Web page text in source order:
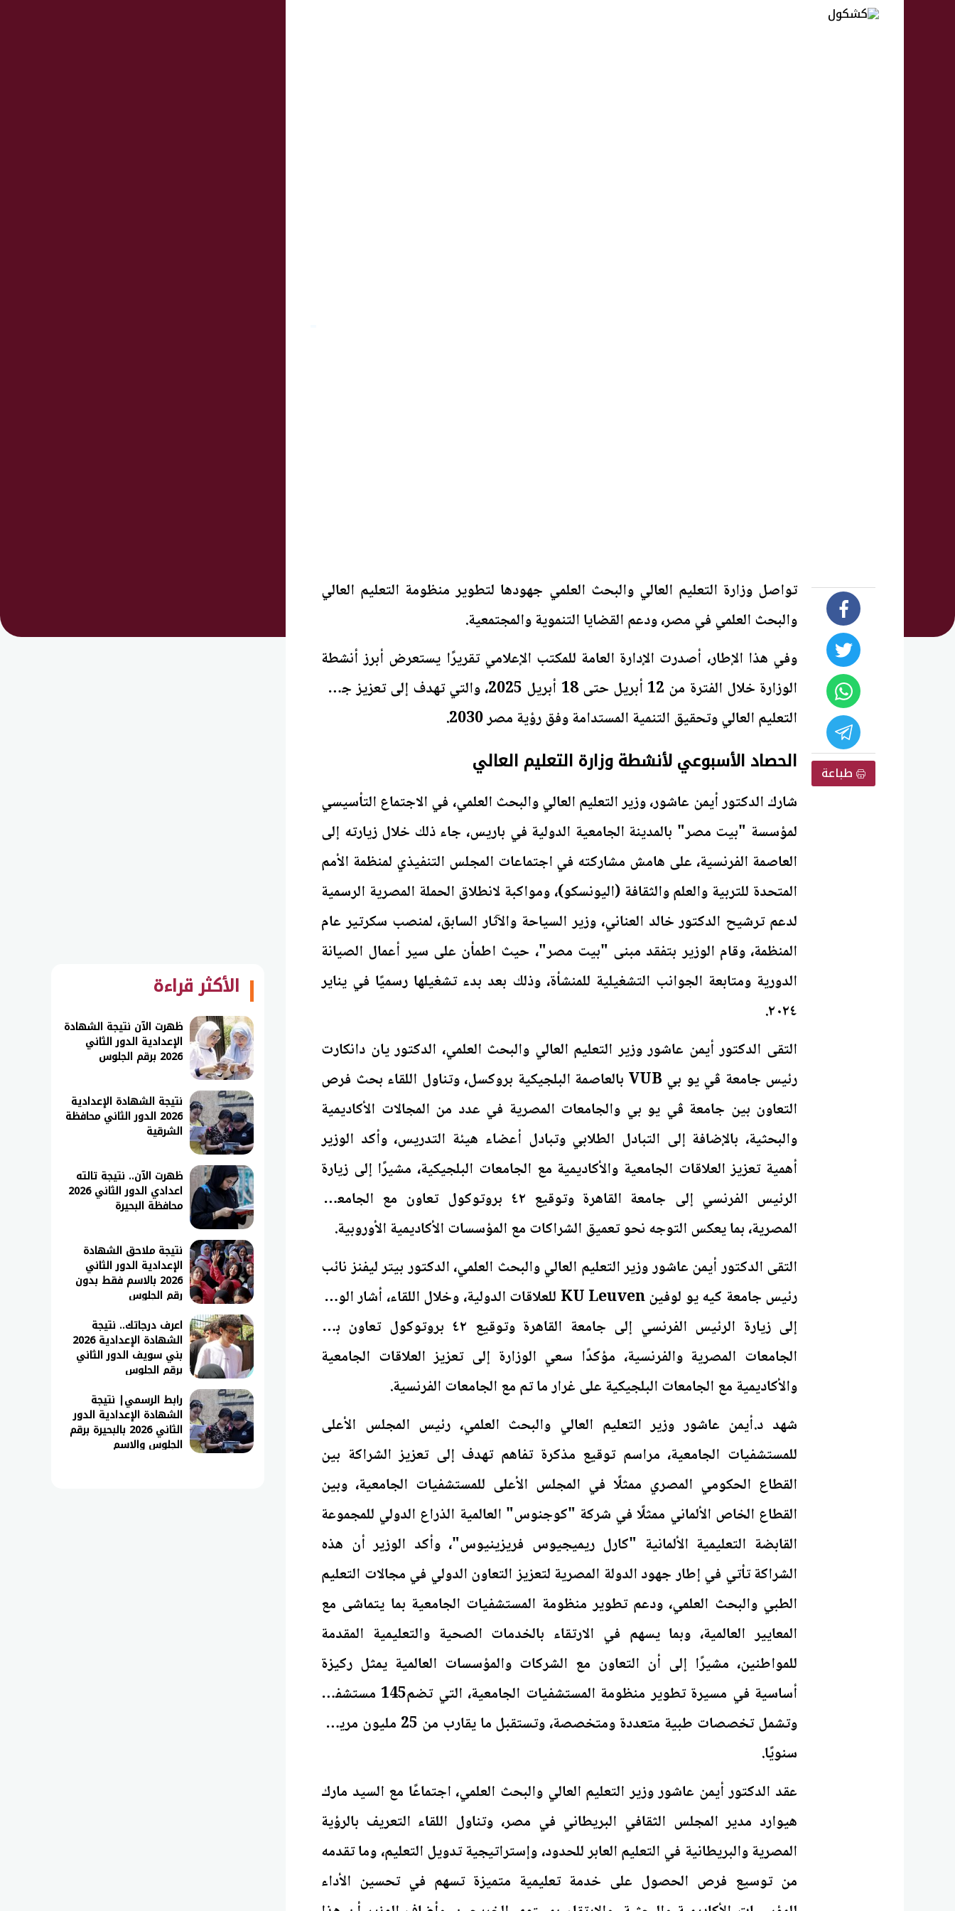
طباعة
تواصل وزارة التعليم العالي والبحث العلمي جهودها لتطوير منظومة التعليم العالي
والبحث العلمي في مصر، ودعم القضايا التنموية والمجتمعية.
وفي هذا الإطار، أصدرت الإدارة العامة للمكتب الإعلامي تقريرًا يستعرض أبرز أنشطة
الوزارة خلال الفترة من 12 أبريل حتى 18 أبريل 2025، والتي تهدف إلى تعزيز جودة
التعليم العالي وتحقيق التنمية المستدامة وفق رؤية مصر 2030.
الحصاد الأسبوعي لأنشطة وزارة التعليم العالي
شارك الدكتور أيمن عاشور، وزير التعليم العالي والبحث العلمي، في الاجتماع التأسيسي
لمؤسسة "بيت مصر" بالمدينة الجامعية الدولية في باريس، جاء ذلك خلال زيارته إلى
العاصمة الفرنسية، على هامش مشاركته في اجتماعات المجلس التنفيذي لمنظمة الأمم
المتحدة للتربية والعلم والثقافة (اليونسكو)، ومواكبة لانطلاق الحملة المصرية الرسمية
لدعم ترشيح الدكتور خالد العناني، وزير السياحة والآثار السابق، لمنصب سكرتير عام
المنظمة، وقام الوزير بتفقد مبنى "بيت مصر"، حيث اطمأن على سير أعمال الصيانة
الدورية ومتابعة الجوانب التشغيلية للمنشأة، وذلك بعد بدء تشغيلها رسميًا في يناير
٢٠٢٤.
التقى الدكتور أيمن عاشور وزير التعليم العالي والبحث العلمي، الدكتور يان دانكارت
رئيس جامعة ڤي يو بي VUB بالعاصمة البلجيكية بروكسل، وتناول اللقاء بحث فرص
التعاون بين جامعة ڤي يو بي والجامعات المصرية في عدد من المجالات الأكاديمية
والبحثية، بالإضافة إلى التبادل الطلابي وتبادل أعضاء هيئة التدريس، وأكد الوزير
أهمية تعزيز العلاقات الجامعية والأكاديمية مع الجامعات البلجيكية، مشيرًا إلى زيارة
الرئيس الفرنسي إلى جامعة القاهرة وتوقيع ٤٢ بروتوكول تعاون مع الجامعات
المصرية، بما يعكس التوجه نحو تعميق الشراكات مع المؤسسات الأكاديمية الأوروبية.
التقى الدكتور أيمن عاشور وزير التعليم العالي والبحث العلمي، الدكتور بيتر ليفنز نائب
رئيس جامعة كيه يو لوفين KU Leuven للعلاقات الدولية، وخلال اللقاء، أشار الوزير
إلى زيارة الرئيس الفرنسي إلى جامعة القاهرة وتوقيع ٤٢ بروتوكول تعاون بين
الجامعات المصرية والفرنسية، مؤكدًا سعي الوزارة إلى تعزيز العلاقات الجامعية
والأكاديمية مع الجامعات البلجيكية على غرار ما تم مع الجامعات الفرنسية.
شهد د.أيمن عاشور وزير التعليم العالي والبحث العلمي، رئيس المجلس الأعلى
للمستشفيات الجامعية، مراسم توقيع مذكرة تفاهم تهدف إلى تعزيز الشراكة بين
القطاع الحكومي المصري ممثلًا في المجلس الأعلى للمستشفيات الجامعية، وبين
القطاع الخاص الألماني ممثلًا في شركة "كوجنوس" العالمية الذراع الدولي للمجموعة
القابضة التعليمية الألمانية "كارل ريميجيوس فريزينيوس"، وأكد الوزير أن هذه
الشراكة تأتي في إطار جهود الدولة المصرية لتعزيز التعاون الدولي في مجالات التعليم
الطبي والبحث العلمي، ودعم تطوير منظومة المستشفيات الجامعية بما يتماشى مع
المعايير العالمية، وبما يسهم في الارتقاء بالخدمات الصحية والتعليمية المقدمة
للمواطنين، مشيرًا إلى أن التعاون مع الشركات والمؤسسات العالمية يمثل ركيزة
أساسية في مسيرة تطوير منظومة المستشفيات الجامعية، التي تضم145 مستشفى،
وتشمل تخصصات طبية متعددة ومتخصصة، وتستقبل ما يقارب من 25 مليون مريض
سنويًا.
عقد الدكتور أيمن عاشور وزير التعليم العالي والبحث العلمي، اجتماعًا مع السيد مارك
هيوارد مدير المجلس الثقافي البريطاني في مصر، وتناول اللقاء التعريف بالرؤية
المصرية والبريطانية في التعليم العابر للحدود، وإستراتيجية تدويل التعليم، وما تقدمه
من توسيع فرص الحصول على خدمة تعليمية متميزة تسهم في تحسين الأداء
الأكثر قراءة
ظهرت الآن نتيجة الشهادة
الإعدادية الدور الثاني
2026 برقم الجلوس
نتيجة الشهادة الإعدادية
2026 الدور الثاني محافظة
الشرقية
ظهرت الآن.. نتيجة تالته
اعدادي الدور الثاني 2026
محافظة البحيرة
نتيجة ملاحق الشهادة
الإعدادية الدور الثاني
2026 بالاسم فقط بدون
رقم الجلوس
اعرف درجاتك.. نتيجة
الشهادة الإعدادية 2026
بني سويف الدور الثاني
برقم الجلوس
رابط الرسمي| نتيجة
الشهادة الإعدادية الدور
الثاني 2026 بالبحيرة برقم
الجلوس والاسم